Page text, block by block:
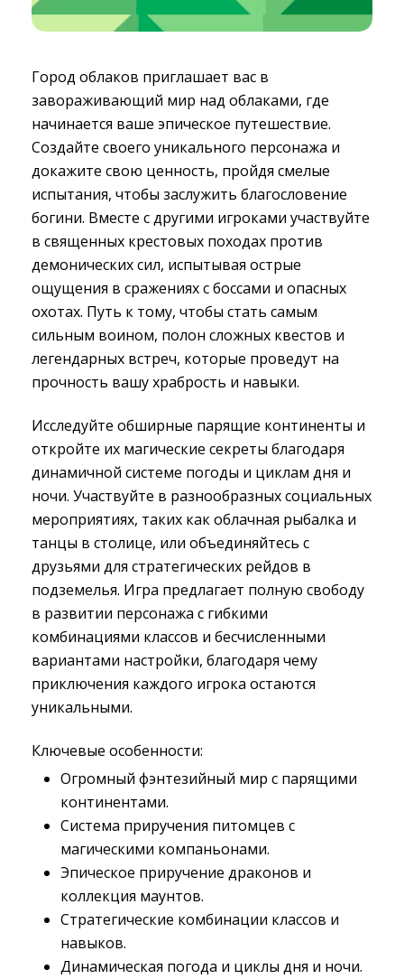
Город облаков приглашает вас в
завораживающий мир над облаками, где
начинается ваше эпическое путешествие.
Создайте своего уникального персонажа и
докажите свою ценность, пройдя смелые
испытания, чтобы заслужить благословение
богини. Вместе с другими игроками участвуйте
в священных крестовых походах против
демонических сил, испытывая острые
ощущения в сражениях с боссами и опасных
охотах. Путь к тому, чтобы стать самым
сильным воином, полон сложных квестов и
легендарных встреч, которые проведут на
прочность вашу храбрость и навыки.
Исследуйте обширные парящие континенты и
откройте их магические секреты благодаря
динамичной системе погоды и циклам дня и
ночи. Участвуйте в разнообразных социальных
мероприятиях, таких как облачная рыбалка и
танцы в столице, или объединяйтесь с
друзьями для стратегических рейдов в
подземелья. Игра предлагает полную свободу
в развитии персонажа с гибкими
комбинациями классов и бесчисленными
вариантами настройки, благодаря чему
приключения каждого игрока остаются
уникальными.
Ключевые особенности:
Огромный фэнтезийный мир с парящими
континентами.
Система приручения питомцев с
магическими компаньонами.
Эпическое приручение драконов и
коллекция маунтов.
Стратегические комбинации классов и
навыков.
Динамическая погода и циклы дня и ночи.